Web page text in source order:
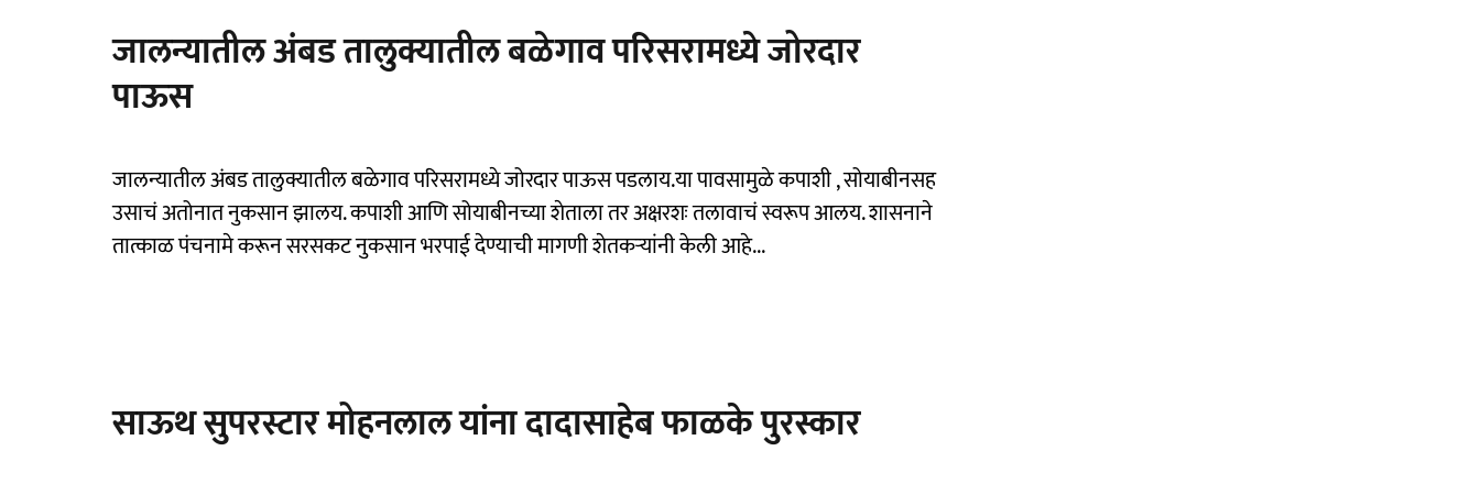
जालन्यातील अंबड तालुक्यातील बळेगाव परिसरामध्ये जोरदार
पाऊस
जालन्यातील अंबड तालुक्यातील बळेगाव परिसरामध्ये जोरदार पाऊस पडलाय.या पावसामुळे कपाशी , सोयाबीनसह
उसाचं अतोनात नुकसान झालय. कपाशी आणि सोयाबीनच्या शेताला तर अक्षरशः तलावाचं स्वरूप आलय. शासनाने
तात्काळ पंचनामे करून सरसकट नुकसान भरपाई देण्याची मागणी शेतकऱ्यांनी केली आहे...
साऊथ सुपरस्टार मोहनलाल यांना दादासाहेब फाळके पुरस्कार